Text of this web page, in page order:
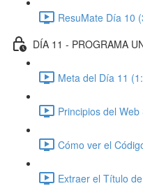
ResuMate Día 10
DÍA 11 - PROGRAMA
Meta del Día 11
Principios del
Cómo ver el
Extraer el Título